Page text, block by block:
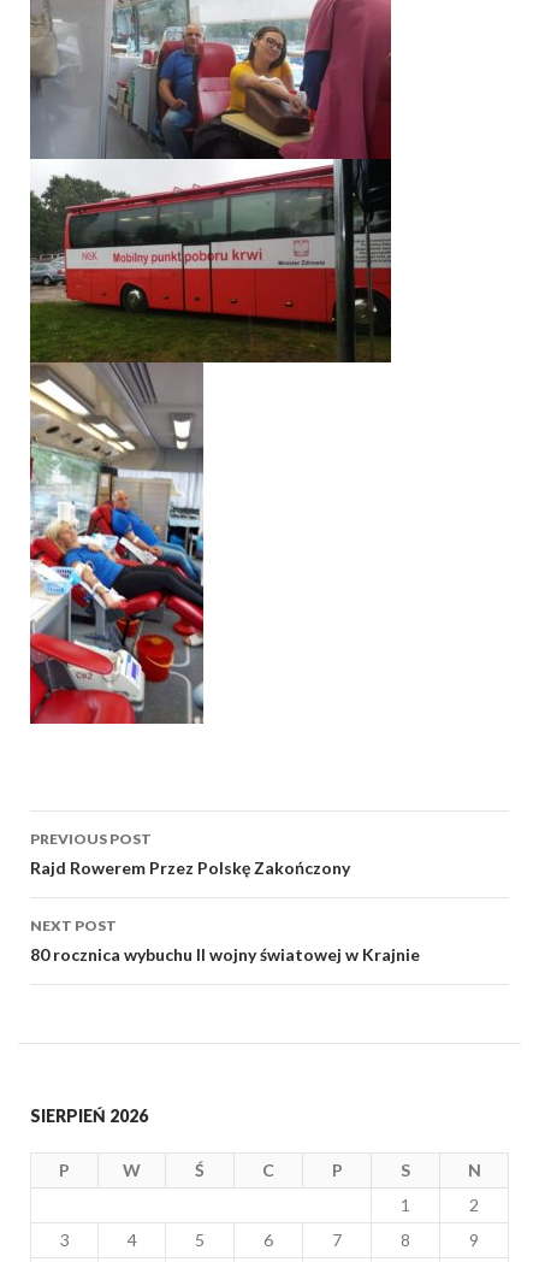
Post
navigation
PREVIOUS POST
Rajd Rowerem Przez Polskę Zakończony
NEXT POST
80 rocznica wybuchu II wojny światowej w Krajnie
SIERPIEŃ 2026
P W Ś C P S
N
1
2
3
4 5 6 7 8
9